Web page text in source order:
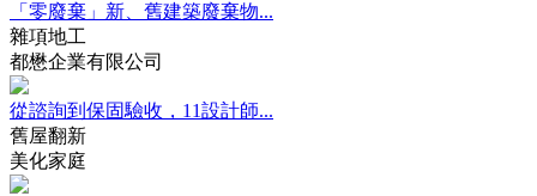
「零廢棄」新、舊建築廢棄物...
雜項地工
都懋企業有限公司
從諮詢到保固驗收，11設計師...
舊屋翻新
美化家庭